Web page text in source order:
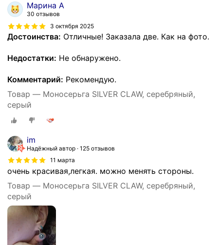
Марина А
30 отзывов
3 октября 2025
Достоинства: Отличные! Заказала две. Как на фото.
Недостатки: Не обнаружено.
Комментарий: Рекомендую.
Товар — Моносерьга SILVER CLAW, серебряный,
серый
im
Надёжный автор 125 отзывов
11 марта
очень красивая,легкая. можно менять стороны.
Товар — Моносерьга SILVER CLAW, серебряный,
серый